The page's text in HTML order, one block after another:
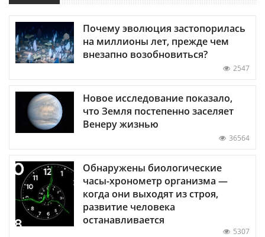
Почему эволюция застопорилась
на миллионы лет, прежде чем
внезапно возобновиться?
2547
Новое исследование показало,
что Земля постепенно заселяет
Венеру жизнью
36564
Обнаружены биологические
часы-хронометр организма —
когда они выходят из строя,
развитие человека
останавливается
5307